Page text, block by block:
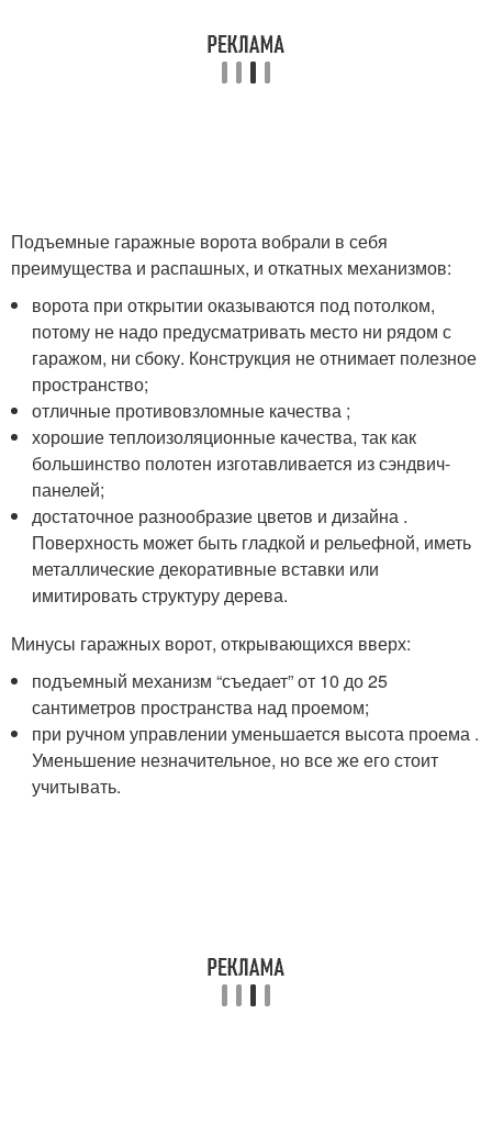
Подъемные гаражные ворота вобрали в себя
преимущества и распашных, и откатных механизмов:
ворота при открытии оказываются под потолком,
потому не надо предусматривать место ни рядом с
гаражом, ни сбоку. Конструкция не отнимает полезное
пространство;
отличные противовзломные качества ;
хорошие теплоизоляционные качества, так как
большинство полотен изготавливается из сэндвич-
панелей;
достаточное разнообразие цветов и дизайна .
Поверхность может быть гладкой и рельефной, иметь
металлические декоративные вставки или
имитировать структуру дерева.
Минусы гаражных ворот, открывающихся вверх:
подъемный механизм “съедает” от 10 до 25
сантиметров пространства над проемом;
при ручном управлении уменьшается высота проема .
Уменьшение незначительное, но все же его стоит
учитывать.